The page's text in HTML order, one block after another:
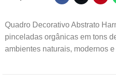
Quadro Decorativo Abstrato
pinceladas orgânicas em tons
ambientes naturais, modernos